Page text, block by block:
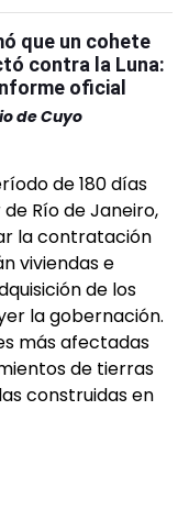
que un cohete
contra la Luna:
oficial
de Cuyo
de 180 días
Río de Janeiro,
la contratación
viviendas e
de los
la gobernación.
más afectadas
de tierras
construidas en